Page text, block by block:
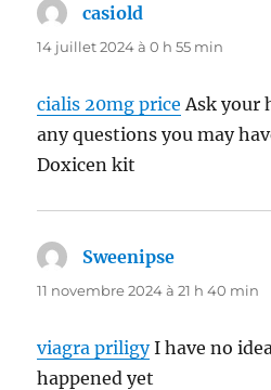
casiold
14 juillet 2024 à 0 h 55 min
cialis 20mg price Ask your
any questions you may
Doxicen kit
Sweenipse
11 novembre 2024 à 21 h 40 min
viagra priligyI have no
happened yet